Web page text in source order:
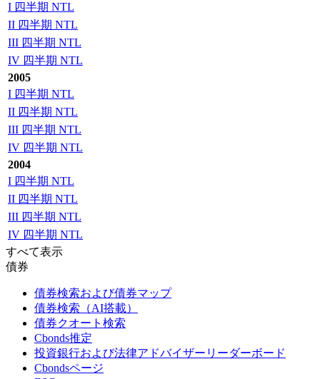
I 四半期 NTL
II 四半期 NTL
III 四半期 NTL
IV 四半期 NTL
2005
I 四半期 NTL
II 四半期 NTL
III 四半期 NTL
IV 四半期 NTL
2004
I 四半期 NTL
II 四半期 NTL
III 四半期 NTL
IV 四半期 NTL
すべて表示
債券
債券検索および債券マップ
債券検索（AI搭載）
債券クオート検索
Cbonds推定
投資銀行および法律アドバイザーリーダーボード
Cbondsページ